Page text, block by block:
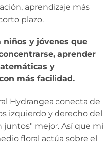
aprendizaje más
plazo.
niños y jóvenes que
aprender
y
más facilidad.
Hydrangea conecta de
izquierdo y derecho del
juntos" mejor. Así que mi
floral actúa sobre el